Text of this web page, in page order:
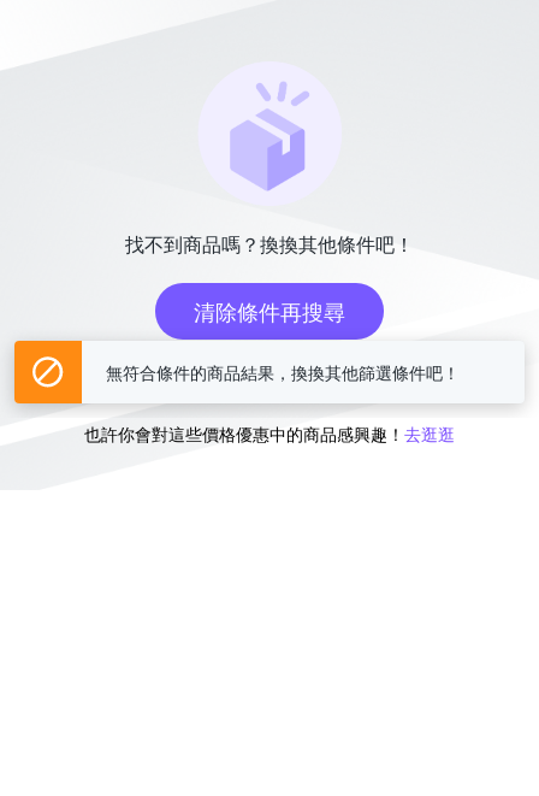
找不到商品嗎？換換其他條件吧！
清除條件再搜尋
或
也許你會對這些價格優惠中的商品感興趣！ 去逛逛
無符合條件的商品結果，換換其他篩選條件吧！